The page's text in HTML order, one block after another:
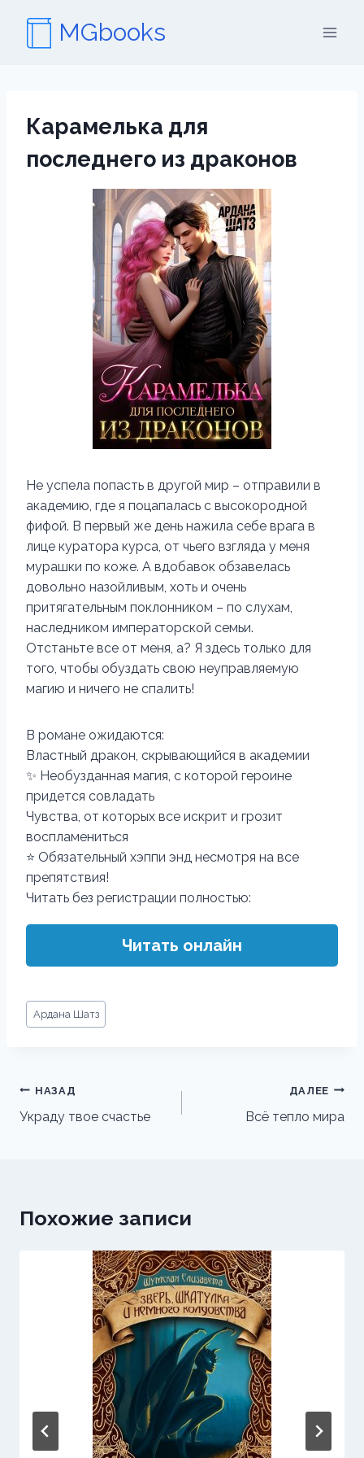
содержимому
MGbooks
Карамелька для
последнего из драконов
Не успела попасть в другой мир – отправили в
академию, где я поцапалась с высокородной
фифой. В первый же день нажила себе врага в
лице куратора курса, от чьего взгляда у меня
мурашки по коже. А вдобавок обзавелась
довольно назойливым, хоть и очень
притягательным поклонником – по слухам,
наследником императорской семьи.
Отстаньте все от меня, а? Я здесь только для
того, чтобы обуздать свою неуправляемую
магию и ничего не спалить!
В романе ожидаются:
Властный дракон, скрывающийся в академии
✨ Необузданная магия, с которой героине
придется совладать
Чувства, от которых все искрит и грозит
воспламениться
⭐️ Обязательный хэппи энд несмотря на все
препятствия!
Читать без регистрации полностью:
Читать онлайн
Метки
записи:
Ардана Шатз
Навигация
по
НАЗАД
Украду твое счастье
ДАЛЕЕ
Всё тепло мира
Похожие записи